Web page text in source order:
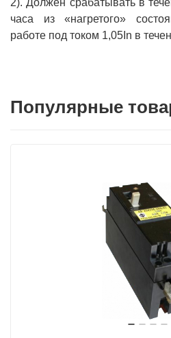
2). Должен срабатывать в
часа из «нагретого»
работе под током 1,05In в
Популярные